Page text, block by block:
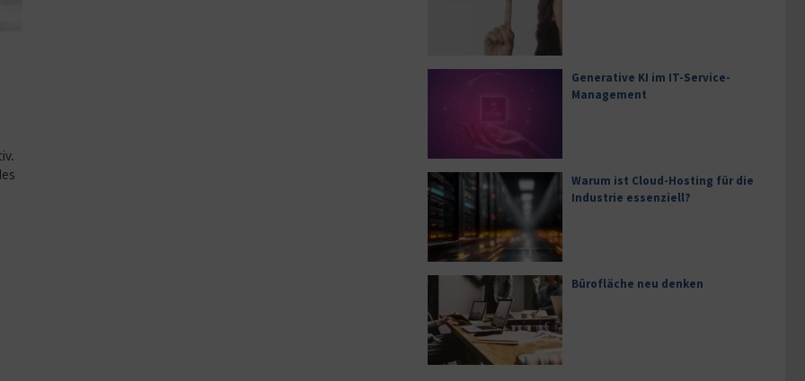
Generative KI im IT-Service-
Management
Warum ist Cloud-Hosting für die
Industrie essenziell?
Bürofläche neu denken